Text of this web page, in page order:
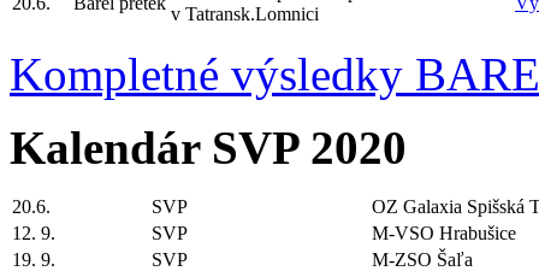
v Tatransk.Lomnici
Kompletné výsledky
Kalendár SVP 2020
20.6. SVP
OZ Galaxia Spišská
12. 9.
SVP
M-VSO Hrabušice
19. 9.
SVP
M-ZSO Šaľa